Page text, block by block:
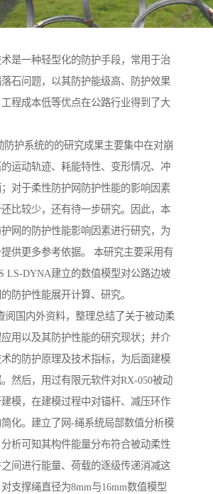
是一种轻型化的防护手段，常用于治
石问题，以其防护能级高、防护效果
程成本低等优点在公路行业得到了大
系统的的研究成果主要集中在对崩
运动轨迹、耗能特性、变形情况、冲
对于柔性防护网防护性能的影响因素
比较少，还有待一步研究。因此，本
网的防护性能影响因素进行研究，为
供更多参考依据。 本研究主要采用有
LS-DYNA建立的数值模型对公路边坡
防护性能展开计算、研究。
国内外资料，整理总结了关于被动柔
用以及其防护性能的研究现状；并介
的防护原理及技术指标，为后面建模
然后，用过有限元软件对RX-050被动
模，在建模过程中对锚杆、减压环作
化。建立了网-绳系统局部数值分析模
析可知其构件能量分布符合被动柔性
间进行能量、荷载的逐级传递消减这
支撑绳直径为8mm与16mm数值模型